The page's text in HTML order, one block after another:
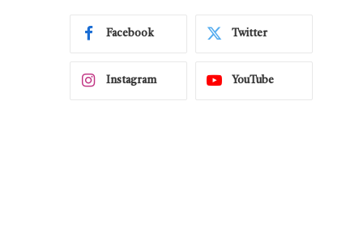
Facebook Twitter
Instagram YouTube